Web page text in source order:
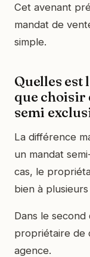
Cet avenant
mandat de
simple.
Quelles
que choisir
semi
La différence
un mandat
cas, le
bien à
Dans le
propriétaire de
agence.